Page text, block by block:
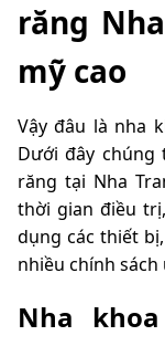
răng
mỹ cao
Vậy đâu là nha
Dưới đây chúng
răng tại Nha
thời gian điều
dụng các thiết
nhiều chính
Nha